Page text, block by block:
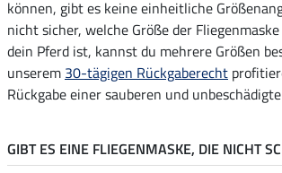
können, gibt es keine einheitliche
nicht sicher, welche Größe der
dein Pferd ist, kannst du mehrere Größen
unserem 30-tägigen Rückgaberecht
Rückgabe einer sauberen und
GIBT ES EINE FLIEGENMASKE, DIE NICHT